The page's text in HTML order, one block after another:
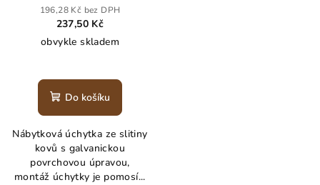
196,28 Kč bez DPH
237,50 Kč
obvykle skladem
Do košíku
Nábytková úchytka ze slitiny
kovů s galvanickou
povrchovou úpravou,
montáž úchytky je pomosí...